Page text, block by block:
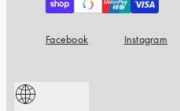
Facebook Instagram